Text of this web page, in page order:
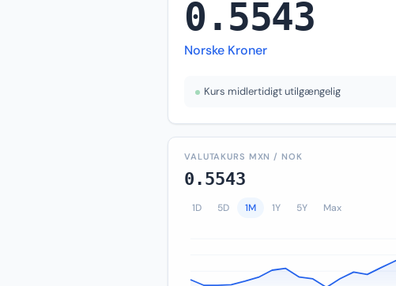
0.5543
Norske Kroner
Kurs midlertidigt utilgængelig
VALUTAKURS MXN / NOK
0.5543
1D 5D 1M 1Y 5Y Max